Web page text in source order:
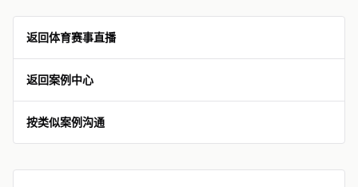
返回体育赛事直播
返回案例中心
按类似案例沟通